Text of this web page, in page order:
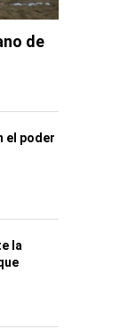
de
el poder
la